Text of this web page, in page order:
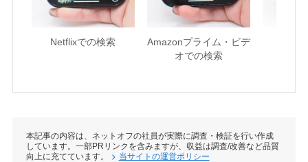
Netflixでの検索
Amazonプライム・ビデ
オでの検索
本記事の内容は、ネットオフの社員が実際に調査・検証を行い作成
しています。一部PRリンクを含みますが、収益は調査/改善など品質
向上に充てています。
当サイトの運営ポリシー